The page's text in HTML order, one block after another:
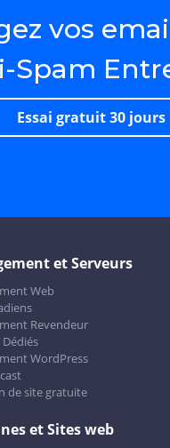
vos
Spam
Essai gratuit 30 jours
et Serveurs
Web
Revendeur
WordPress
de site gratuite
et Sites web